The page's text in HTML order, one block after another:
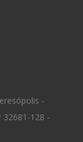
-
32681-128 -